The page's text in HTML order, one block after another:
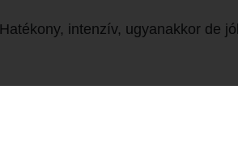
Hatékony, intenzív, ugyanakkor de